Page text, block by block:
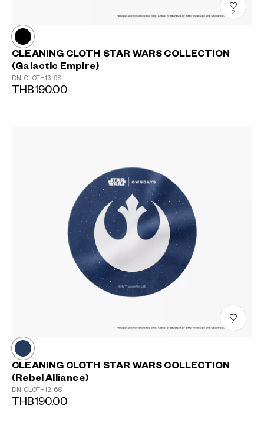
2
CLEANING CLOTH STAR WARS COLLECTION
(Galactic Empire)
DN-CLOTH13-6S
THB190.00
1
CLEANING CLOTH STAR WARS COLLECTION
(Rebel Alliance)
DN-CLOTH12-6S
THB190.00